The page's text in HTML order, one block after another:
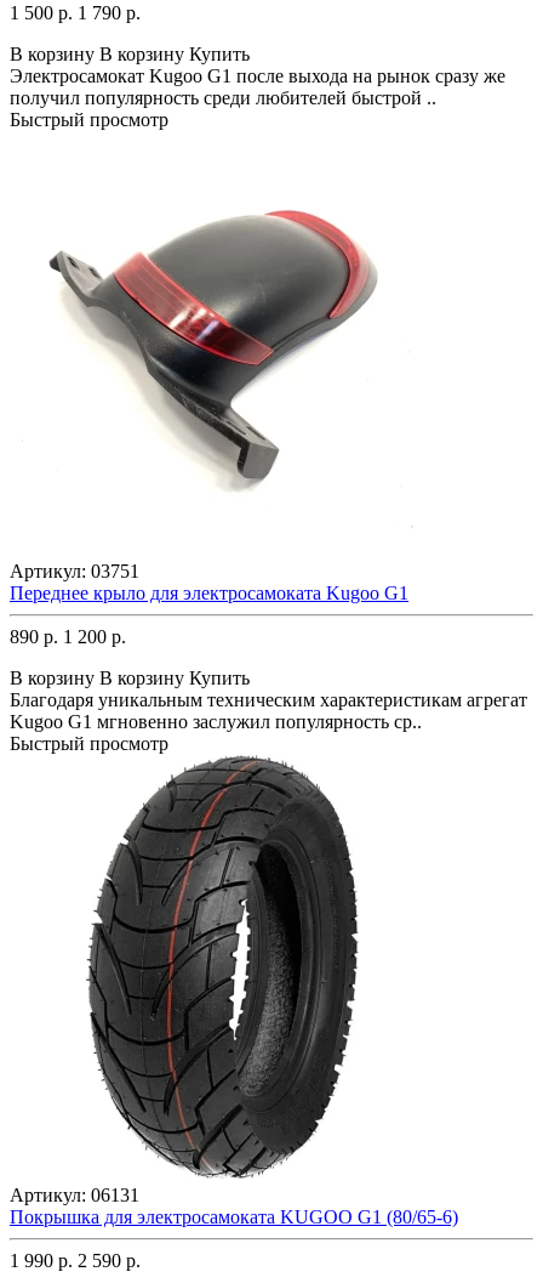
1 500 р. 1 790 р.
В корзину В корзину Купить
Электросамокат Kugoo G1 после выхода на рынок сразу же
получил популярность среди любителей быстрой ..
Быстрый просмотр
Артикул: 03751
Переднее крыло для электросамоката Kugoo G1
890 р. 1 200 р.
В корзину В корзину Купить
Благодаря уникальным техническим характеристикам агрегат
Kugoo G1 мгновенно заслужил популярность ср..
Быстрый просмотр
Артикул: 06131
Покрышка для электросамоката KUGOO G1 (80/65-6)
1 990 р. 2 590 р.